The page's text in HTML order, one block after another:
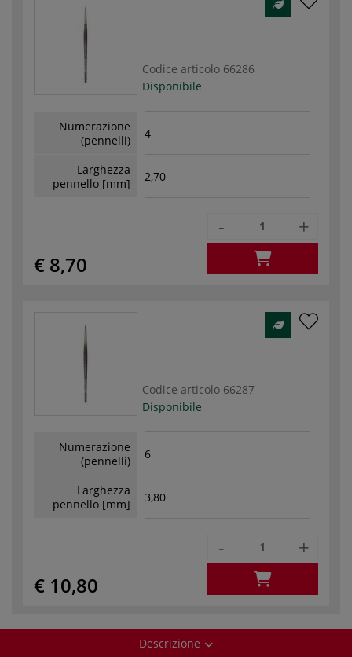
Codice articolo 66286
Disponibile
Numerazione
(pennelli)
4
Larghezza
pennello [mm]
2,70
€ 8,70
- +
Codice articolo 66287
Disponibile
Numerazione
(pennelli)
6
Larghezza
pennello [mm]
3,80
€ 10,80
- +
Descrizione